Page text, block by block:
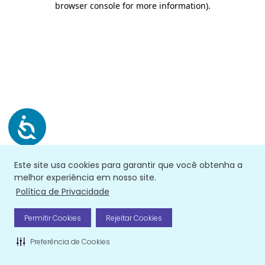
Este site usa cookies para garantir que você obtenha a
melhor experiência em nosso site.
Política de Privacidade
Permitir Cookies Rejeitar Cookies
Preferência de Cookies
browser console for more information).